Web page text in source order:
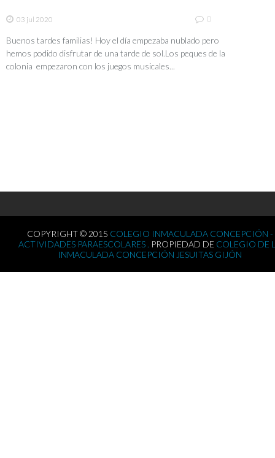
03 jul 2020 0
Buenos tardes familias! Hoy el día empezaba nublado pero
hemos podido disfrutar de una tarde de sol.Los peques de la
colonia empezaron con los juegos musicales...
COPYRIGHT © 2015 COLEGIO INMACULADA CONCEPCIÓN -
ACTIVIDADES PARAESCOLARES . PROPIEDAD DE COLEGIO DE
INMACULADA CONCEPCIÓN JESUITAS GIJÓN